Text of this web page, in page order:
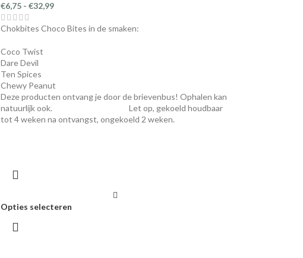
€6,75 - €32,99
Chokbites Choco Bites in de smaken:
Coco Twist
Dare Devil
Ten Spices
Chewy Peanut
Deze producten ontvang je door de brievenbus! Ophalen kan
natuurlijk ook. Let op, gekoeld houdbaar
tot 4 weken na ontvangst, ongekoeld 2 weken.
Opties selecteren